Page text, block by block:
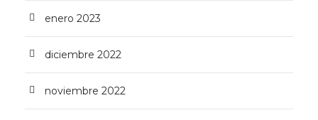
enero 2023
diciembre 2022
noviembre 2022